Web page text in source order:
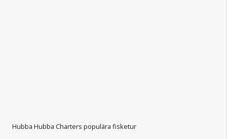
Hubba Hubba Charters populära fisketur